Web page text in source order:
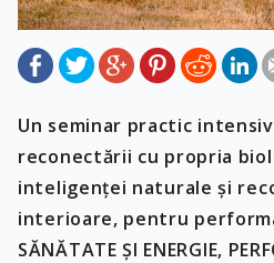
Un seminar practic
reconectării cu propria
inteligenței naturale și
interioare, pentru
SĂNĂTATE ȘI ENERGIE,